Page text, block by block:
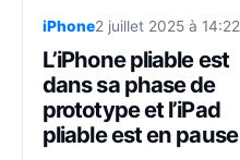
iPhone2 juillet 2025 à 14:22
L’iPhone pliable est
dans sa phase de
prototype et l’iPad
pliable est en pause